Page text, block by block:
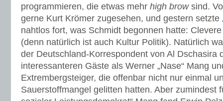
programmieren, die etwas mehr high browsind.
gerne Kurt Krömer zugesehen, und gestern setzte
nahtlos fort, was Schmidt begonnen hatte:
(denn natürlich ist auch Kultur Politik). Natürlich
der Deutschland-Korrespondent von Al Dschasira
interessanteren Gäste als Werner „Nase“ Mang
Extrembergsteiger, die offenbar nicht nur einmal
Sauerstoffmangel gelitten hatten. Aber zumindest